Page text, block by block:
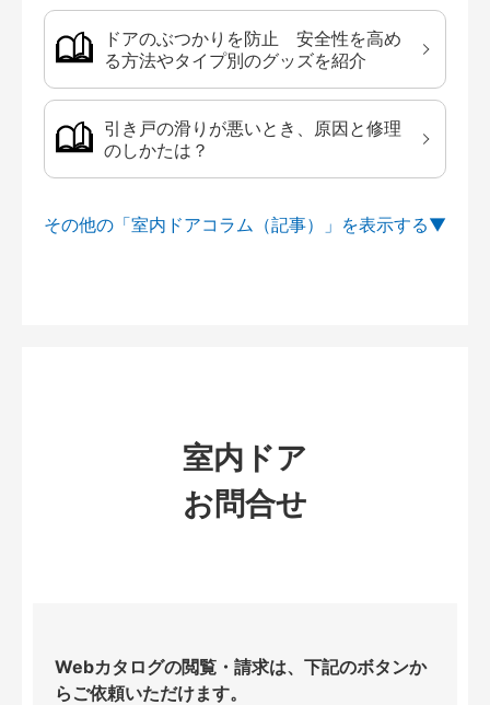
ドアのぶつかりを防止 安全性を高め
る方法やタイプ別のグッズを紹介
引き戸の滑りが悪いとき、原因と修理
のしかたは？
その他の「室内ドアコラム（記事）」を
室内ドア
お問合せ
Webカタログの閲覧・請求は、下記のボタンか
らご依頼いただけます。